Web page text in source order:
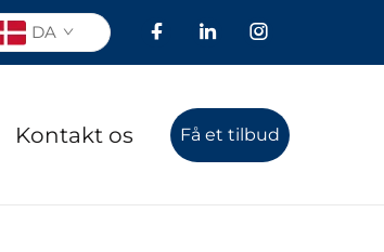
DA
Kontakt os Få et tilbud